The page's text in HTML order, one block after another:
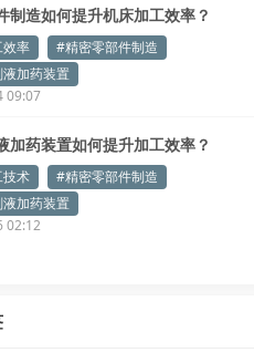
制造如何提升机床加工效率？
率
#精密零部件制造
加药装置
09:07
加药装置如何提升加工效率？
术
#精密零部件制造
加药装置
02:12